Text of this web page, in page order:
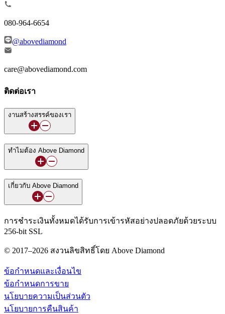
080-964-6654
@abovediamond
care@abovediamond.com
ติดต่อเรา
งานสร้างสรรค์ของเรา
ทำไมต้อง Above Diamond
เกี่ยวกับ Above Diamond
การชำระเงินทั้งหมดได้รับการเข้ารหัสอย่างปลอดภัยด้วยระบบ
256-bit SSL
© 2017–2026 สงวนลิขสิทธิ์โดย Above Diamond
ข้อกำหนดและเงื่อนไข
ข้อกำหนดการขาย
นโยบายความเป็นส่วนตัว
นโยบายการคืนสินค้า